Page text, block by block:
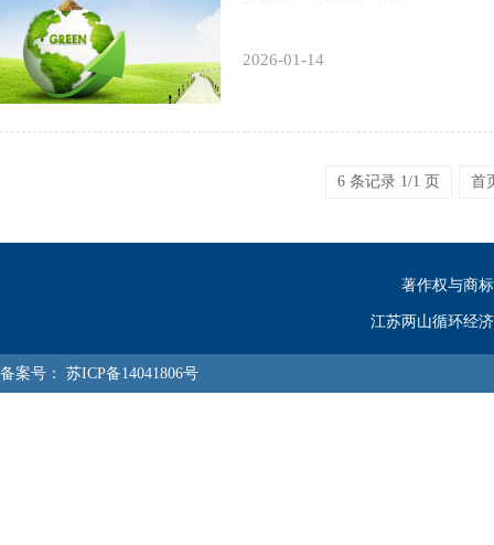
2026-01-14
6 条记录 1/1 页 首
著作权与商
江苏两山循环经
备案号： 苏ICP备14041806号